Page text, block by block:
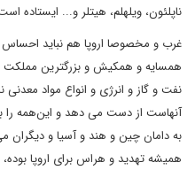
ناپلئون، ویلهلم، هیتلر و... ایستاده
غرب و مخصوصا اروپا هم نباید
همسایه و همکیش و بزرگترین مملکت
نفت و گاز و انرژی و انواع مواد معدنی
آنهاست از دست می دهد و این‌همه را
به دامان چین و هند و آسیا و دیگران
همیشه تهدید و هراس برای اروپا بوده،